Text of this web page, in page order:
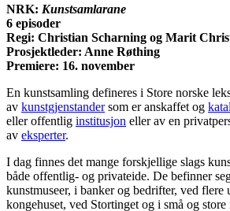
NRK: Kunstsamlarane
6 episoder
Regi: Christian Scharning og Marit
Prosjektleder: Anne Røthing
Premiere: 16. november
En kunstsamling defineres i Store norske
av kunstgjenstandersom er anskaffet og
eller offentlig institusjon eller av en
av eksperter.
I dag finnes det mange forskjellige slags
både offentlig- og privateide. De befinner
kunstmuseer, i banker og bedrifter, ved flere
kongehuset, ved Stortinget og i små og